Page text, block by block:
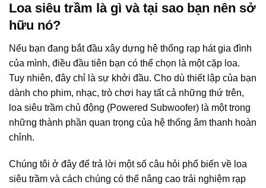
Loa siêu trầm là gì và tại sao bạn nên sở
hữu nó?
Nếu bạn đang bắt đầu xây dựng hệ thống rạp hát gia đình
của mình, điều đầu tiên bạn có thể chọn là một cặp loa.
Tuy nhiên, đây chỉ là sự khởi đầu. Cho dù thiết lập của bạn
dành cho phim, nhạc, trò chơi hay tất cả những thứ trên,
loa siêu trầm chủ động (Powered Subwoofer) là một trong
những thành phần quan trọng của hệ thống âm thanh hoàn
chỉnh.
Chúng tôi ở đây để trả lời một số câu hỏi phổ biến về loa
siêu trầm và cách chúng có thể nâng cao trải nghiệm rạp